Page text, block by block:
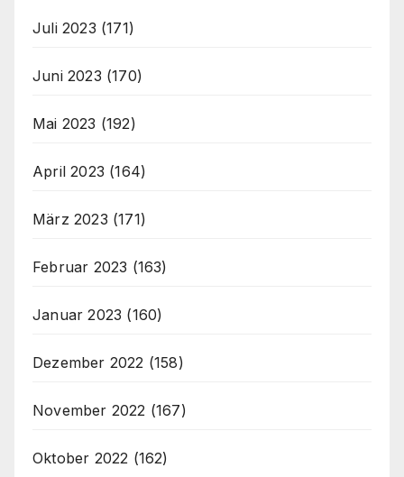
Juli 2023 (171)
Juni 2023 (170)
Mai 2023 (192)
April 2023 (164)
März 2023 (171)
Februar 2023 (163)
Januar 2023 (160)
Dezember 2022 (158)
November 2022 (167)
Oktober 2022 (162)